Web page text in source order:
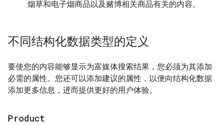
烟草和电子烟商品以及赌博相关商品有关的内容。
不同结构化数据类型的定义
要使您的内容能够显示为富媒体搜索结果，您必须为其添加
必需的属性。您还可以添加建议的属性，以便向结构化数据
添加更多信息，进而提供更好的用户体验。
Product